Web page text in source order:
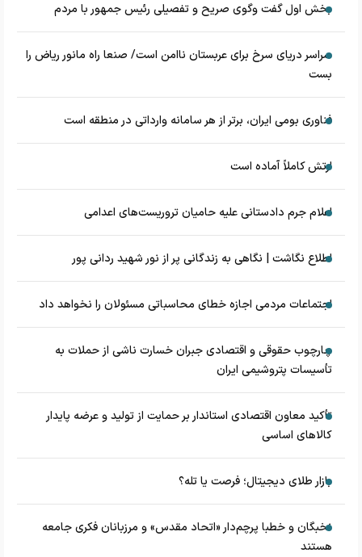
بخش اول گفت وگوی صریح و تفصیلی رئیس جمهور با مردم
سراسر دریای سرخ برای عربستان ناامن است/ صنعا راه مانور ریاض را
بست
فناوری بومی ایران، برتر از هر سامانه وارداتی در منطقه است
ارتش کاملاً آماده است
اعلام جرم دادستانی علیه حامیان تروریست‌های اعدامی
اطلاع نگاشت | نگاهی به زندگانی پر از نور شهید ردانی پور
اجتماعات مردمی اجازه خطای محاسباتی مسئولان را نخواهد داد
چارچوب حقوقی و اقتصادی جبران خسارت ناشی از حملات به
تأسیسات پتروشیمی ایران
تأکید معاون اقتصادی استاندار بر حمایت از تولید و عرضه پایدار
کالاهای اساسی
بازار طلای دیجیتال؛ فرصت یا تله؟
نخبگان و خطبا پرچم‌دار «اتحاد مقدس» و مرزبانان فکری جامعه
هستند